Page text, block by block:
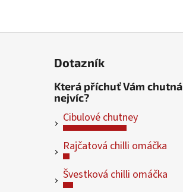
Dotazník
Která příchuť Vám chutná
nejvíc?
Cibulové chutney
Rajčatová chilli omáčka
Švestková chilli omáčka